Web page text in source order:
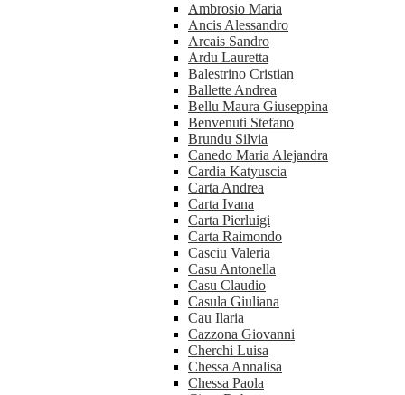
Ambrosio Maria
Ancis Alessandro
Arcais Sandro
Ardu Lauretta
Balestrino Cristian
Ballette Andrea
Bellu Maura Giuseppina
Benvenuti Stefano
Brundu Silvia
Canedo Maria Alejandra
Cardia Katyuscia
Carta Andrea
Carta Ivana
Carta Pierluigi
Carta Raimondo
Casciu Valeria
Casu Antonella
Casu Claudio
Casula Giuliana
Cau Ilaria
Cazzona Giovanni
Cherchi Luisa
Chessa Annalisa
Chessa Paola